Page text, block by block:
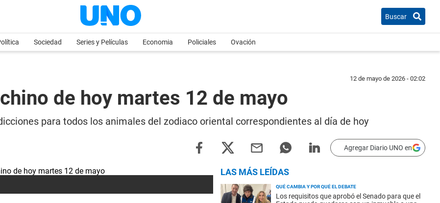
Buscar
Sociedad Series y Películas Economia Policiales Ovación
12 de mayo de 2026 - 02:02
de hoy martes 12 de mayo
para todos los animales del zodiaco oriental correspondientes al día de hoy
Agregar Diario UNO en
LAS MÁS LEÍDAS
QUÉ CAMBIA Y POR QUÉ EL DEBATE
Los requisitos que aprobó el Senado para que el